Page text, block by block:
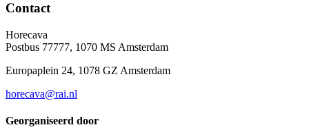
Contact
Horecava
Postbus 77777, 1070 MS Amsterdam
Europaplein 24, 1078 GZ Amsterdam
horecava@rai.nl
Georganiseerd door